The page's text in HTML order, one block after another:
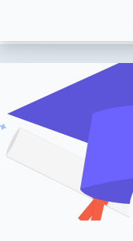
Posts
Características
Inicio Rápido
Primeros Pasos
Configuración
Parámetros